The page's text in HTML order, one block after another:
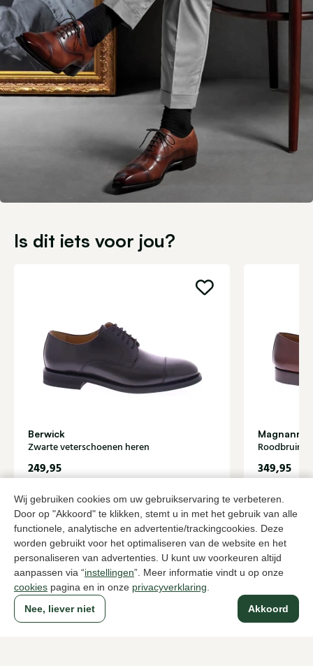
Wij gebruiken cookies om uw gebruikservaring te verbeteren.
Door op "Akkoord" te klikken, stemt u in met het gebruik van alle
functionele, analytische en advertentie/trackingcookies. Deze
worden gebruikt voor het optimaliseren van de website en het
personaliseren van advertenties. U kunt uw voorkeuren altijd
aanpassen via “instellingen”. Meer informatie vindt u op onze
cookies pagina en in onze privacyverklaring
Akkoord
Nee, liever niet
Is dit iets voor jou?
Berwick
Zwarte veterschoenen heren
249,95
Magnanni
Roodbruin
349,95
Naar alle producten
Sinds 1983 een begrip in Den Haag